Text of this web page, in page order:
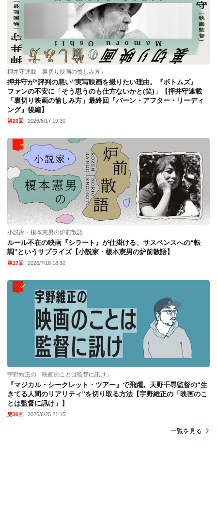
押井守連載「裏切り映画の愉しみ方」
押井守が“評判の悪い”実写映画を撮りたい理由。『ボトムズ』
ファンの不安に「そう思うのも仕方ないかと(笑)」【押井守連載
「裏切り映画の愉しみ方」最終回『バーン・アフター・リーディ
ング』後編】
第20回 2026/6/17 19:30
小説家・榎本憲男の炉前散語
ルール不在の映画『シラート』が仕掛ける、サスペンスへの“転
調”というサプライズ【小説家・榎本憲男の炉前散語】
第17回 2026/7/18 18:30
宇野維正の「映画のことは監督に訊け」
『マジカル・シークレット・ツアー』で飛躍。天野千尋監督の“生
きてる人間のリアリティ”を切り取る方法【宇野維正の「映画のこ
とは監督に訊け」】
第30回 2026/6/25 21:15
一覧を見る